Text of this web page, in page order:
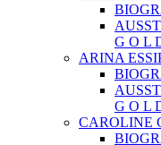
G O L
ARINA
G O L
CAROLINE